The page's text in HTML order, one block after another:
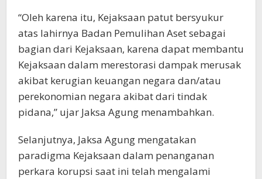
“Oleh karena itu, Kejaksaan patut bersyukur
atas lahirnya Badan Pemulihan Aset sebagai
bagian dari Kejaksaan, karena dapat membantu
Kejaksaan dalam merestorasi dampak merusak
akibat kerugian keuangan negara dan/atau
perekonomian negara akibat dari tindak
pidana,” ujar Jaksa Agung menambahkan.
Selanjutnya, Jaksa Agung mengatakan
paradigma Kejaksaan dalam penanganan
perkara korupsi saat ini telah mengalami